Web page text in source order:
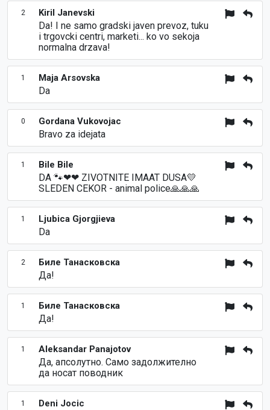
2 Kiril Janevski
Da! I ne samo gradski javen prevoz, tuku
i trgovcki centri, marketi... ko vo sekoja
normalna drzava!
1 Maja Arsovska
Da
0 Gordana Vukovojac
Bravo za idejata
1 Bile Bile
DA 🐾❤❤ ZIVOTNITE IMAAT DUSA💛
SLEDEN CEKOR - animal police🙏🙏🙏
1 Ljubica Gjorgjieva
Da
2 Биле Танасковска
Да!
1 Биле Танасковска
Да!
1 Aleksandar Panajotov
Да, апсолутно. Само задолжително
да носат поводник
1 Deni Jocic